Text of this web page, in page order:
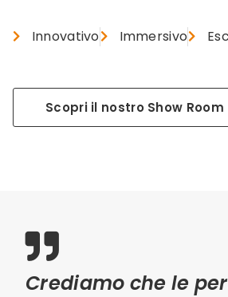
Innovativo Immersivo
Scopri il nostro Show Room
Crediamo che le